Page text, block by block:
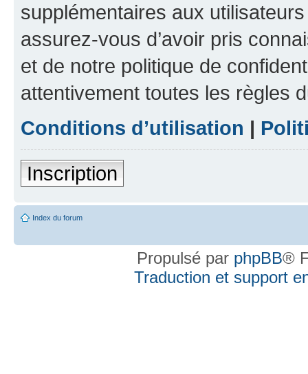
supplémentaires aux
assurez-vous d’avoir pris
et de notre politique de
attentivement toutes les règles
Conditions d’utilisation |
Inscription
Index du forum
Propulsé par phpBB®
Traduction et support